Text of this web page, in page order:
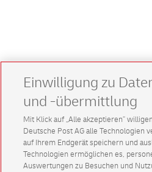
Einwilligung zu
und -übermittlung
Mit Klick auf „Alle akzeptieren”
Deutsche Post AG alle Technologien
auf Ihrem Endgerät speichern und
Technologien ermöglichen es,
Auswertungen zu Besuchen und